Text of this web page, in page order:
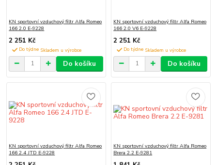
KN sportovní vzduchový filtr Alfa Romeo
166 2.0 E-9228
2 251 Kč
Do týdne
Do košíku
KN sportovní vzduchový filtr Alfa Romeo
166 2.0 V6 E-9228
2 251 Kč
Do týdne
Do košíku
KN sportovní vzduchový filtr Alfa Romeo
166 2.4 JTD E-9228
KN sportovní vzduchový filtr Alfa Romeo
Brera 2.2 E-9281